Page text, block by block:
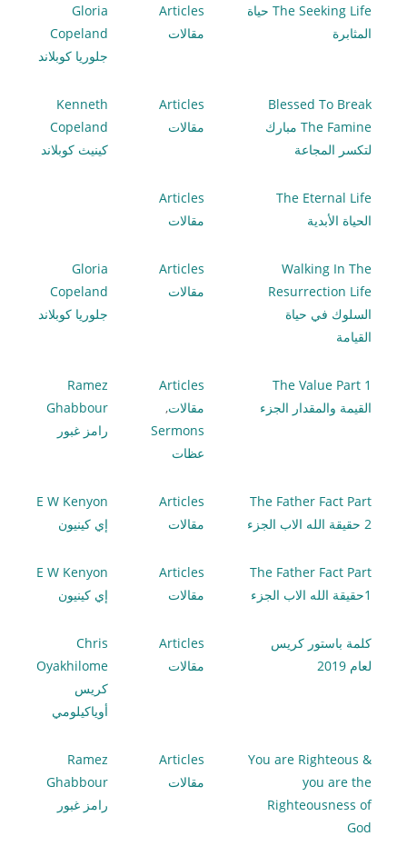
The Seeking Life حياة
المثابرة
Articles
مقالات
Gloria
Copeland
جلوريا كوبلاند
Blessed To Break
The Famine مبارك
لتكسر المجاعة
Articles
مقالات
Kenneth
Copeland
كينيث كوبلاند
The Eternal Life
الحياة الأبدية
Articles
مقالات
Walking In The
Resurrection Life
السلوك في حياة
القيامة
Articles
مقالات
Gloria
Copeland
جلوريا كوبلاند
The Value Part 1
القيمة والمقدار الجزء
Articles
مقالات,
Sermons
عظات
Ramez
Ghabbour
رامز غبور
The Father Fact Part
2 حقيقة الله الاب الجزء
Articles
مقالات
E W Kenyon
إي كينيون
The Father Fact Part
1حقيقة الله الاب الجزء
Articles
مقالات
E W Kenyon
إي كينيون
كلمة باستور كريس
لعام 2019
Articles
مقالات
Chris
Oyakhilome
كريس
أوياكيلومي
You are Righteous &
you are the
Righteousness of
God
Articles
مقالات
Ramez
Ghabbour
رامز غبور